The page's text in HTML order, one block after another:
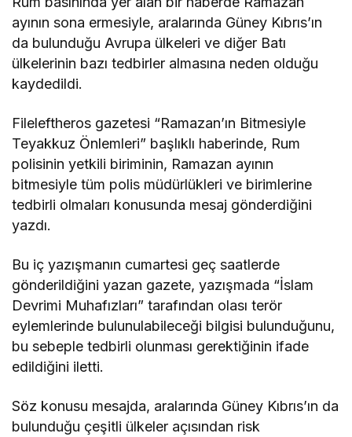
ayının sona ermesiyle, aralarında Güney Kıbrıs’ın
da bulunduğu Avrupa ülkeleri ve diğer Batı
ülkelerinin bazı tedbirler almasına neden olduğu
kaydedildi.
Fileleftheros gazetesi “Ramazan’ın Bitmesiyle
Teyakkuz Önlemleri” başlıklı haberinde, Rum
polisinin yetkili biriminin, Ramazan ayının
bitmesiyle tüm polis müdürlükleri ve birimlerine
tedbirli olmaları konusunda mesaj gönderdiğini
yazdı.
Bu iç yazışmanın cumartesi geç saatlerde
gönderildiğini yazan gazete, yazışmada “İslam
Devrimi Muhafızları” tarafından olası terör
eylemlerinde bulunulabileceği bilgisi bulunduğunu,
bu sebeple tedbirli olunması gerektiğinin ifade
edildiğini iletti.
Söz konusu mesajda, aralarında Güney Kıbrıs’ın da
bulunduğu çeşitli ülkeler açısından risk